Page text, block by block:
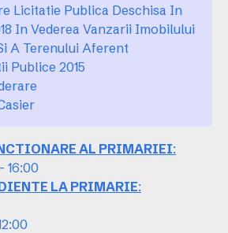
Licitatie Publica Deschisa In
In Vederea Vanzarii Imobilului
A Terenului Aferent
Publice 2015
AL PRIMARIEI:
16:00
LA PRIMARIE: